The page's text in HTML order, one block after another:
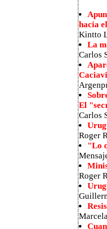
hacia
Kintto
La
Carlos
El
Carlos
Roger
"Lo
Roger